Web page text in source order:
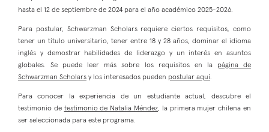
hasta el 12 de septiembre de 2024 para el año académico 2025-2026.
Para postular, Schwarzman Scholars requiere ciertos requisitos, como
tener un título universitario, tener entre 18 y 28 años, dominar el idioma
inglés y demostrar habilidades de liderazgo y un interés en asuntos
globales. Se puede leer más sobre los requisitos en la página de
Schwarzman Scholars y los interesados pueden postular aquí.
Para conocer la experiencia de un estudiante actual, descubre el
testimonio de testimonio de Natalia Méndez, la primera mujer chilena en
ser seleccionada para este programa.